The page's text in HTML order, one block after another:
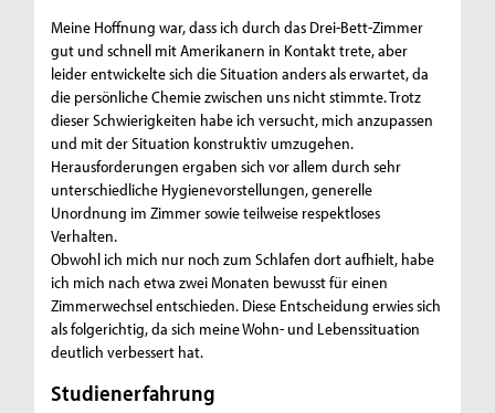
Meine Hoffnung war, dass ich durch das Drei-Bett-Zimmer
gut und schnell mit Amerikanern in Kontakt trete, aber
leider entwickelte sich die Situation anders als erwartet, da
die persönliche Chemie zwischen uns nicht stimmte. Trotz
dieser Schwierigkeiten habe ich versucht, mich anzupassen
und mit der Situation konstruktiv umzugehen.
Herausforderungen ergaben sich vor allem durch sehr
unterschiedliche Hygienevorstellungen, generelle
Unordnung im Zimmer sowie teilweise respektloses
Verhalten.
Obwohl ich mich nur noch zum Schlafen dort aufhielt, habe
ich mich nach etwa zwei Monaten bewusst für einen
Zimmerwechsel entschieden. Diese Entscheidung erwies sich
als folgerichtig, da sich meine Wohn- und Lebenssituation
deutlich verbessert hat.
Studienerfahrung